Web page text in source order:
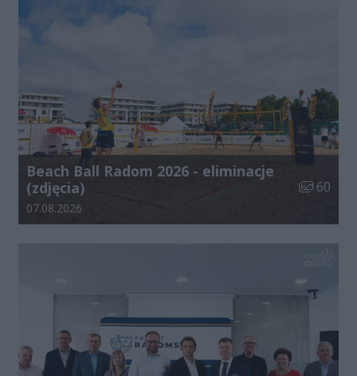
Beach Ball Radom 2026 - eliminacje
(zdjęcia)
Liczba
60
Data dodania galerii:
07.08.2026